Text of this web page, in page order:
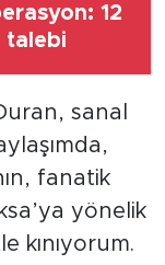
12
talebi
sanal
fanatik
yönelik
kınıyorum.